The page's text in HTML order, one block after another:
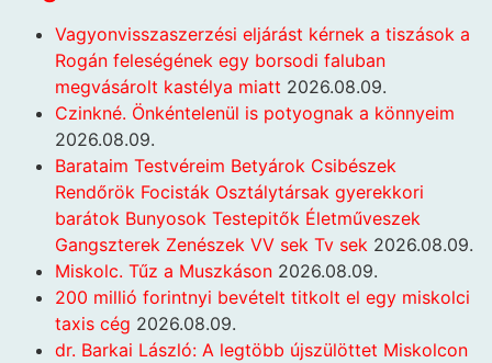
Vagyonvisszaszerzési eljárást kérnek a tiszások a
Rogán feleségének egy borsodi faluban
megvásárolt kastélya miatt 2026.08.09.
Czinkné. Önkéntelenül is potyognak a könnyeim
2026.08.09.
Barataim Testvéreim Betyárok Csibészek
Rendőrök Focisták Osztálytársak gyerekkori
barátok Bunyosok Testepitők Életműveszek
Gangszterek Zenészek VV sek Tv sek 2026.08.09.
Miskolc. Tűz a Muszkáson 2026.08.09.
200 millió forintnyi bevételt titkolt el egy miskolci
taxis cég 2026.08.09.
dr. Barkai László: A legtöbb újszülöttet Miskolcon